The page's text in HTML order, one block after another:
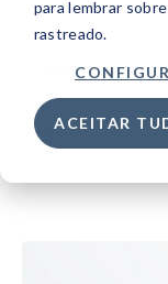
para lembrar
rastreado.
ACEITAR
INOVAÇÃO
COLABORAÇÃO
SM20X